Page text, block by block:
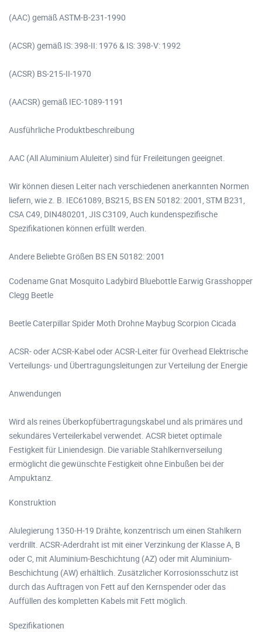
(AAC) gemäß ASTM-B-231-1990
(ACSR) gemäß IS: 398-II: 1976 & IS: 398-V: 1992
(ACSR) BS-215-II-1970
(AACSR) gemäß IEC-1089-1191
Ausführliche Produktbeschreibung
AAC (All Aluminium Aluleiter) sind für Freileitungen geeignet.
Wir können diesen Leiter nach verschiedenen anerkannten Normen
liefern, wie z. B. IEC61089, BS215, BS EN 50182: 2001, STM B231,
CSA C49, DIN480201, JIS C3109, Auch kundenspezifische
Spezifikationen können erfüllt werden.
Andere Beliebte Größen BS EN 50182: 2001
Codename Gnat Mosquito Ladybird Bluebottle Earwig Grasshopper
Clegg Beetle
Beetle Caterpillar Spider Moth Drohne Maybug Scorpion Cicada
ACSR- oder ACSR-Kabel oder ACSR-Leiter für Overhead Elektrische
Verteilungs- und Übertragungsleitungen zur Verteilung der Energie
Anwendungen
Wird als reines Überkopfübertragungskabel und als primäres und
sekundäres Verteilerkabel verwendet. ACSR bietet optimale
Festigkeit für Liniendesign. Die variable Stahlkernverseilung
ermöglicht die gewünschte Festigkeit ohne Einbußen bei der
Ampuktanz.
Konstruktion
Alulegierung 1350-H-19 Drähte, konzentrisch um einen Stahlkern
verdrillt. ACSR-Aderdraht ist mit einer Verzinkung der Klasse A, B
oder C, mit Aluminium-Beschichtung (AZ) oder mit Aluminium-
Beschichtung (AW) erhältlich. Zusätzlicher Korrosionsschutz ist
durch das Auftragen von Fett auf den Kernspender oder das
Auffüllen des kompletten Kabels mit Fett möglich.
Spezifikationen